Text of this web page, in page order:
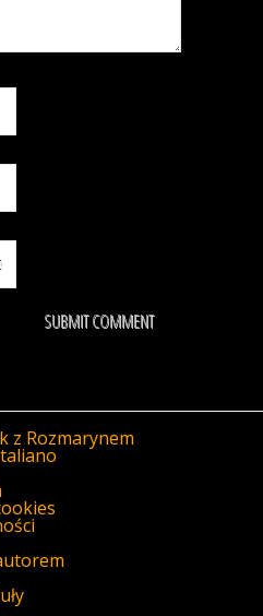
z Rozmarynem